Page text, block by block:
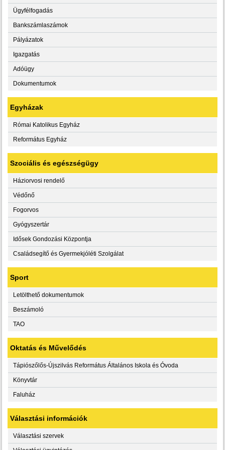
Ügyfélfogadás
Bankszámlaszámok
Pályázatok
Igazgatás
Adóügy
Dokumentumok
Egyházak
Római Katolikus Egyház
Református Egyház
Szociális és egészségügy
Háziorvosi rendelő
Védőnő
Fogorvos
Gyógyszertár
Idősek Gondozási Központja
Családsegítő és Gyermekjóléti Szolgálat
Sport
Letölthető dokumentumok
Beszámoló
TAO
Oktatás és Művelődés
Tápiószőlős-Újszilvás Református Általános Iskola és Óvoda
Könyvtár
Faluház
Választási információk
Választási szervek